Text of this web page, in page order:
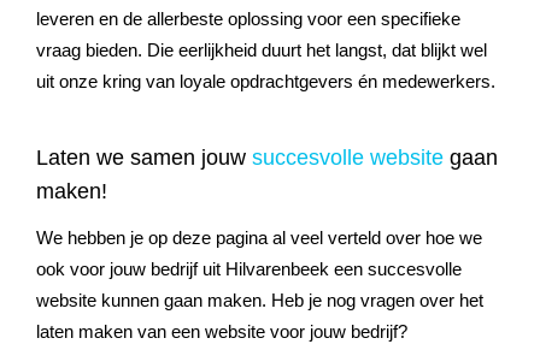
leveren en de allerbeste oplossing voor een specifieke
vraag bieden. Die eerlijkheid duurt het langst, dat blijkt wel
uit onze kring van loyale opdrachtgevers én medewerkers.
Laten we samen jouw succesvolle website gaan
maken!
We hebben je op deze pagina al veel verteld over hoe we
ook voor jouw bedrijf uit Hilvarenbeek een succesvolle
website kunnen gaan maken. Heb je nog vragen over het
laten maken van een website voor jouw bedrijf?